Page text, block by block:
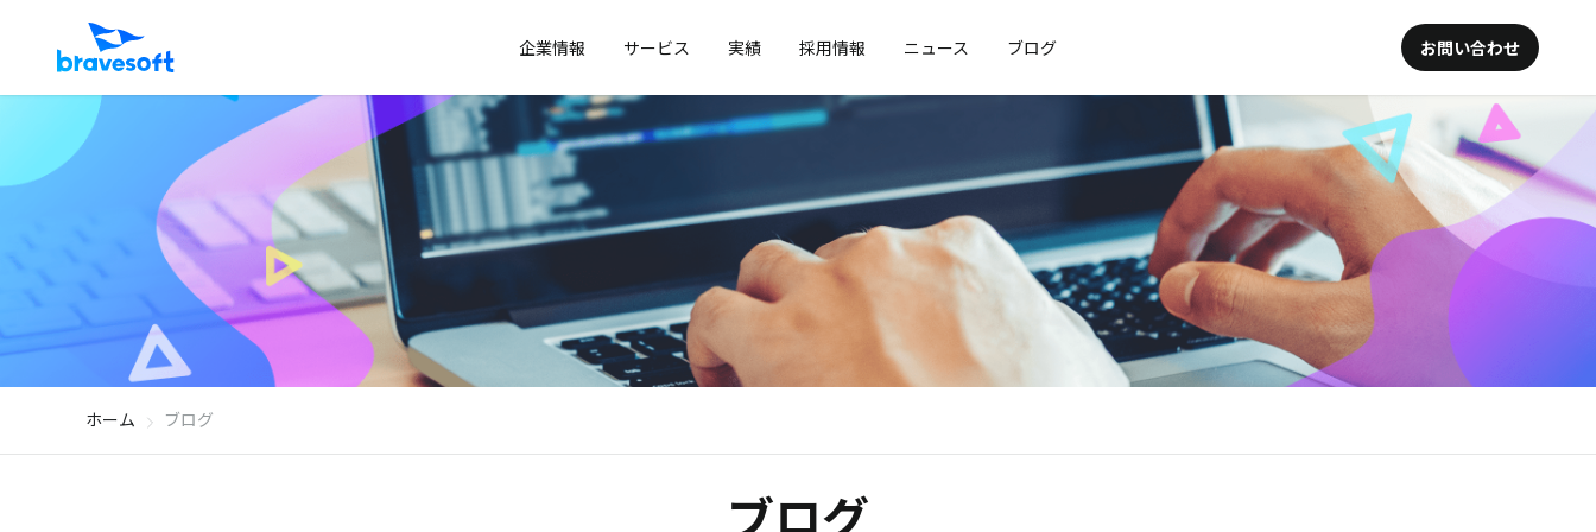
企業情報 サービス 実績 採用情報 ニュース ブログ お問い合わせ
ホーム ブログ
ブログ